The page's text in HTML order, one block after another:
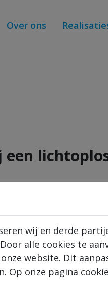
Over ons
ons.
wij en derde
alle cookies te
website. Dit
Op onze pagina